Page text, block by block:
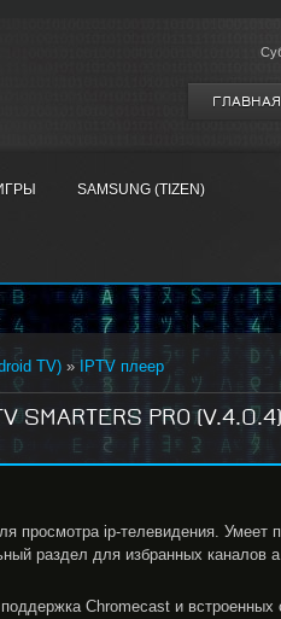
ГЛАВНАЯ
SAMSUNG (TIZEN)
TV) » IPTV плеер
PRO
просмотра ip-телевидения. Умеет
раздел для избранных каналов
Chromecast и